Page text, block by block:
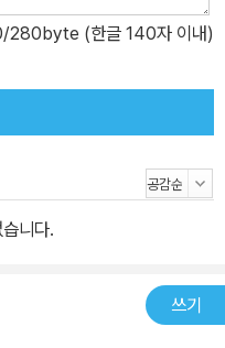
/280byte (한글 140자 이내)
니다.
쓰기